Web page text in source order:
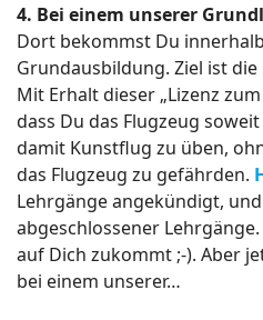
4. Bei einem unserer
Dort bekommst Du
Grundausbildung. Ziel ist
Mit Erhalt dieser „Lizenz
dass Du das Flugzeug
damit Kunstflug zu üben,
das Flugzeug zu gefährden.
Lehrgänge angekündigt, und
abgeschlossener
auf Dich zukommt ;-). Aber
bei einem unserer…